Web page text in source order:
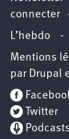
connecter
L’hebdo -
Mentions
par Drupal
Twitter